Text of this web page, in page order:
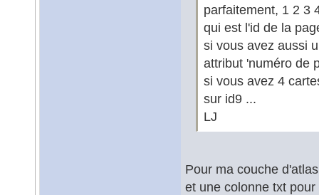
parfaitement, 1 2 3
qui est l'id de la
si vous avez aussi
attribut 'numéro de
si vous avez 4
sur id9 ...
LJ
Pour ma couche
et une colonne txt